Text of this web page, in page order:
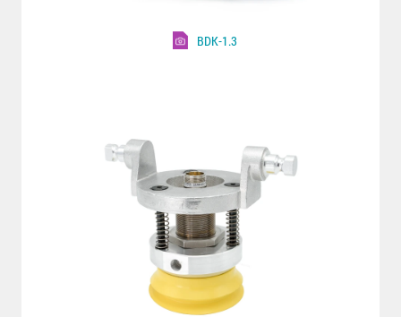
BDK-1.3